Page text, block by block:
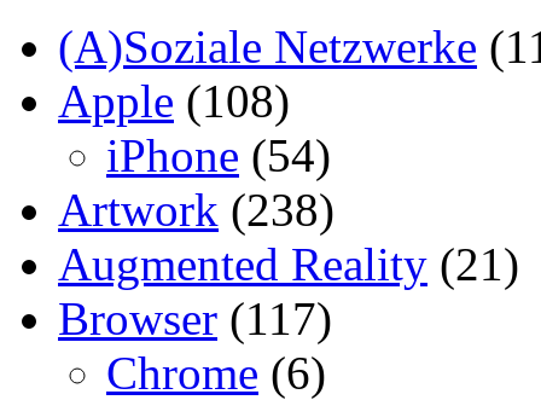
(A)Soziale Netzwerke
Apple (108)
iPhone (54)
Artwork (238)
Augmented Reality (21)
Browser (117)
Chrome (6)